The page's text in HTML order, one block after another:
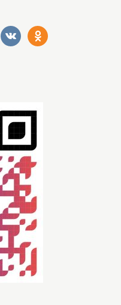
vkontakteodnoklassniki